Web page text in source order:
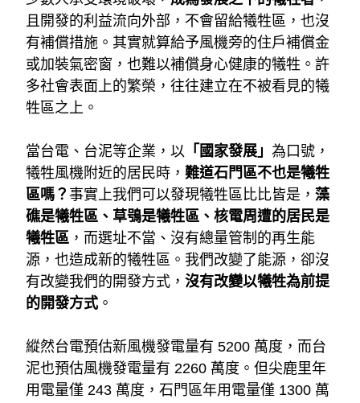
且開發的利益流向外部，不會留給犧牲區，也沒
有補償措施。其實就算給予風機旁的住戶補償金
或加裝氣密窗，也難以補償身心健康的犧牲。許
多社會表面上的繁榮，往往建立在不被看見的犧
牲區之上。
當台電、台泥等企業，以 「國家發展」 為口號，
犧牲風機附近的居民時， 難道石門區不也是犧牲
區嗎？ 事實上我們可以發現犧牲區比比皆是， 藻
礁是犧牲區、草鴞是犧牲區、 核電周遭的居民是
犧牲區 ，而選址不當、沒有總量管制的再生能
源，也造成新的犧牲區。我們改變了能源，卻沒
有改變我們的開發方式， 沒有改變以犧牲為前提
的開發方式。
縱然台電預估新風機發電量有 5200 萬度，而台
泥也預估風機發電量有 2260 萬度。但尖鹿里年
用電量僅 243 萬度，石門區年用電量僅 1300 萬